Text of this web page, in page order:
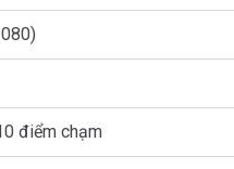
điểm chạm